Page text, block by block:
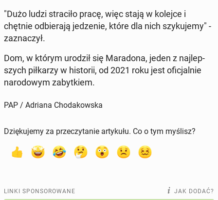
"Dużo ludzi stra­ci­ło pracę, więc stają w kolejce i
chętnie od­bie­ra­ją je­dze­nie, które dla nich szy­ku­je­my" -
za­zna­czył.
Dom, w którym urodził się Ma­ra­do­na, jeden z naj­lep­
szych pił­ka­rzy w hi­sto­rii, od 2021 roku jest ofi­cjal­nie
na­ro­do­wym za­byt­kiem.
PAP / Adriana Chodakowska
Dziękujemy za przeczytanie artykułu. Co o tym myślisz?
LINKI SPONSOROWANE JAK DODAĆ?